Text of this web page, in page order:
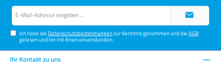
Ich habe die Datenschutzbestimmungenzur Kenntnis genommen und dieAGB
gelesen und bin mit ihnen einverstanden.
Ihr Kontakt zu uns